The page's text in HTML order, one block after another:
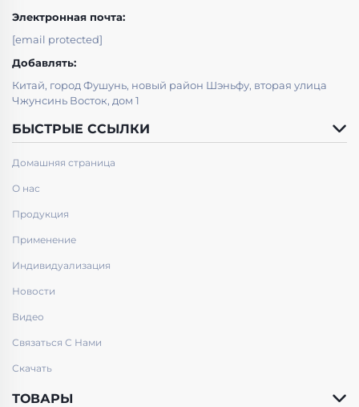
Электронная почта:
[email protected]
Добавлять:
Китай, город Фушунь, новый район Шэньфу, вторая улица
Чжунсинь Восток, дом 1
БЫСТРЫЕ ССЫЛКИ
Домашняя страница
О нас
Продукция
Применение
Индивидуализация
Новости
Видео
Связаться С Нами
Скачать
ТОВАРЫ